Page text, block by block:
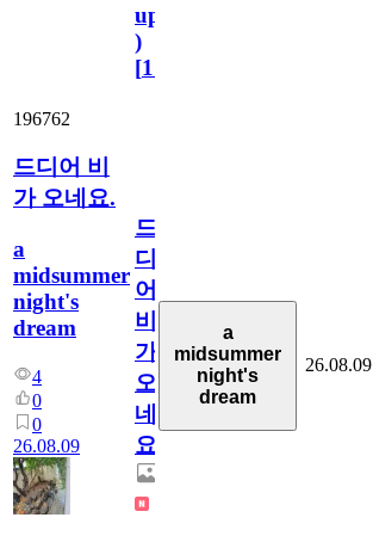
update
)
[110
196762
드디어 비
가 오네요.
a
midsummer
night's
dream
4
0
0
26.08.09
드
디
어
비
가
오
네
요.
a
midsummer
night's
dream
26.08.09